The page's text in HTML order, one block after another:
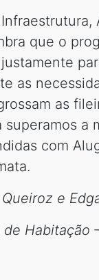
que o
as
as
superamos a
com
e
Habitação